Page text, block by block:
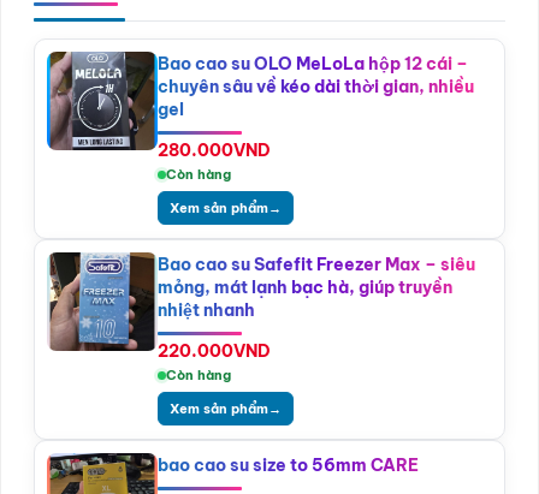
Bao cao su OLO MeLoLa hộp 12 cái –
chuyên sâu về kéo dài thời gian, nhiều
gel
280.000VND
Còn hàng
Xem sản phẩm→
Bao cao su Safefit Freezer Max – siêu
mỏng, mát lạnh bạc hà, giúp truyền
nhiệt nhanh
220.000VND
Còn hàng
Xem sản phẩm→
bao cao su size to 56mm CARE